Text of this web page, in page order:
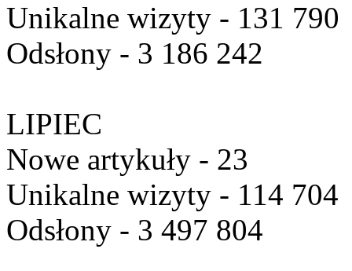
Unikalne wizyty - 131 790
Odsłony - 3 186 242
LIPIEC
Nowe artykuły - 23
Unikalne wizyty - 114 704
Odsłony - 3 497 804